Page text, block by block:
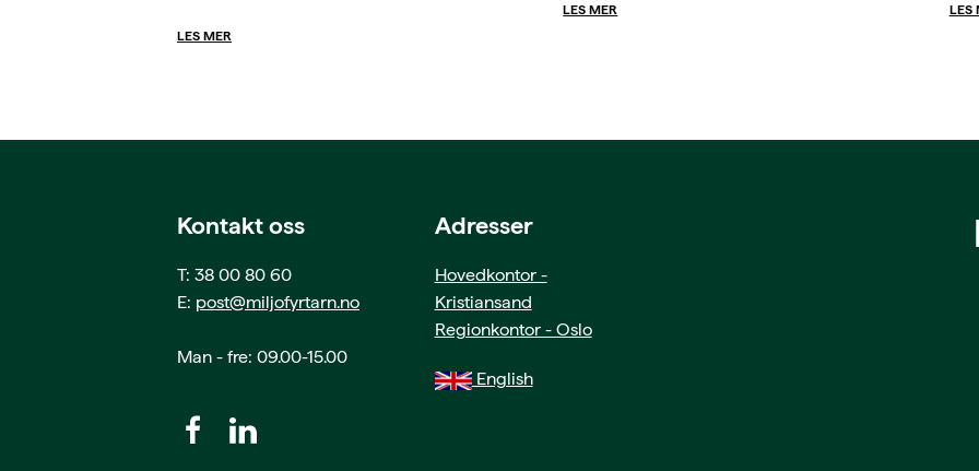
LES MER
LES MER LES
Kontakt oss
T: 38 00 80 60
E: post@miljofyrtarn.no
Man - fre: 09.00-15.00
Adresser
Hovedkontor -
Kristiansand
Regionkontor - Oslo
English